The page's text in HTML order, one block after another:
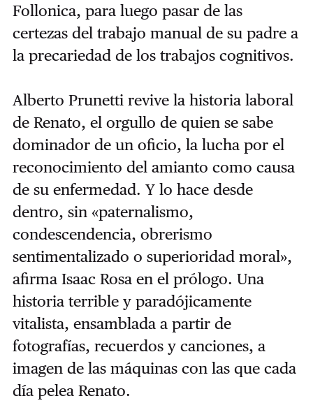
Follonica, para luego pasar de las
certezas del trabajo manual de su padre a
la precariedad de los trabajos cognitivos.
Alberto Prunetti revive la historia laboral
de Renato, el orgullo de quien se sabe
dominador de un oficio, la lucha por el
reconocimiento del amianto como causa
de su enfermedad. Y lo hace desde
dentro, sin «paternalismo,
condescendencia, obrerismo
sentimentalizado o superioridad moral»,
afirma Isaac Rosa en el prólogo. Una
historia terrible y paradójicamente
vitalista, ensamblada a partir de
fotografías, recuerdos y canciones, a
imagen de las máquinas con las que cada
día pelea Renato.